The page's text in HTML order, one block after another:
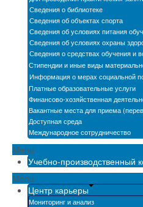
БПОО
Карта сайта
Электронная
среда
Снижение
педагогических
Сведения о библиотеке
Сведения об объектах спорта
Сведения об условиях питания
Сведения об условиях охраны
Сведения о средствах обучения и
Стипендии и иные виды
Информация о мерах социальной
Платные образовательные услуги
Финансово-хозяйственная
Вакантные места для приема
Доступная среда
Международное сотрудничество
Menu
Учебно-производственный
Menu
Центр карьеры
Мониторинг и анализ